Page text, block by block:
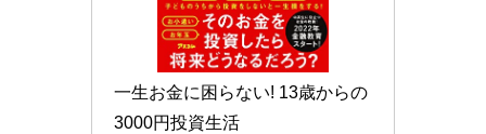
一生お金に困らない! 13歳からの
3000円投資生活